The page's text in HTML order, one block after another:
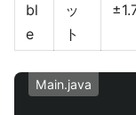
bl
e
ッ
ト
Main.java